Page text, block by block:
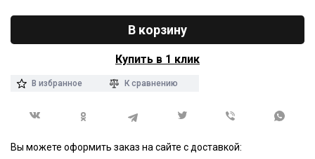
В корзину
Купить в 1 клик
В избранное К сравнению
Вы можете оформить заказ на сайте с доставкой: